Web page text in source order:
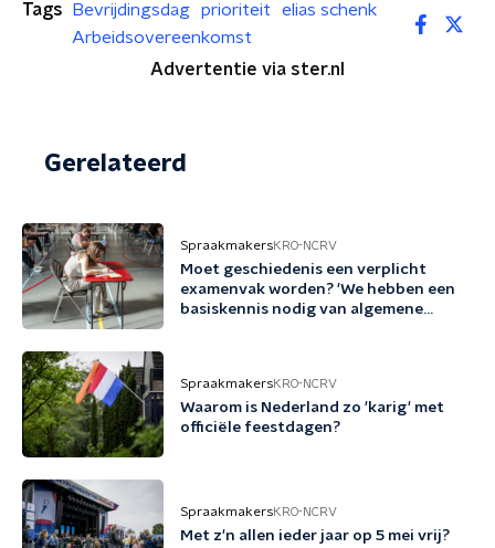
Tags Bevrijdingsdag prioriteit
elias schenk
Arbeidsovereenkomst
Advertentie via ster.nl
Gerelateerd
SpraakmakersKRO-NCRV
Moet geschiedenis een verplicht
examenvak worden? 'We hebben een
basiskennis nodig van algemene
SpraakmakersKRO-NCRV
Waarom is Nederland zo 'karig' met
officiële feestdagen?
SpraakmakersKRO-NCRV
Met z'n allen ieder jaar op 5 mei vrij?